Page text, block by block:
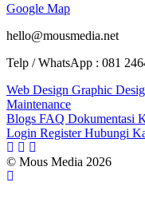
Google Map
hello@mousmedia.net
Telp / WhatsApp : 081
Web Design Graphic
Maintenance
Blogs FAQ Dokumentasi
Login RegisterHubungi
© Mous Media 2026